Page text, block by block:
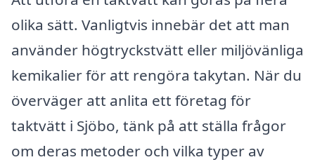
olika sätt. Vanligtvis innebär det att man
använder högtryckstvätt eller miljövänliga
kemikalier för att rengöra takytan. När du
överväger att anlita ett företag för
taktvätt i Sjöbo, tänk på att ställa frågor
om deras metoder och vilka typer av